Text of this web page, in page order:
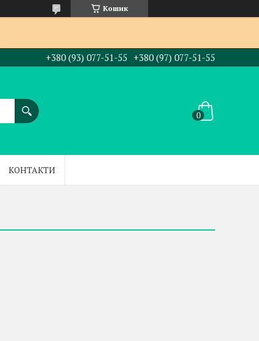
Кошик
+380 (93) 077-51-55 +380 (97) 077-51-55
КОНТАКТИ